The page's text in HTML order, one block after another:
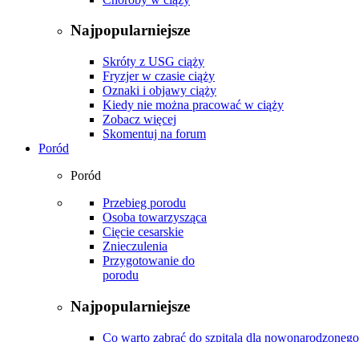
Najpopularniejsze
Skróty z USG ciąży
Fryzjer w czasie ciąży
Oznaki i objawy ciąży
Kiedy nie można pracować w ciąży
Zobacz więcej
Skomentuj na forum
Poród
Poród
Przebieg porodu
Osoba towarzysząca
Cięcie cesarskie
Znieczulenia
Przygotowanie do
porodu
Najpopularniejsze
Co warto zabrać do szpitala dla